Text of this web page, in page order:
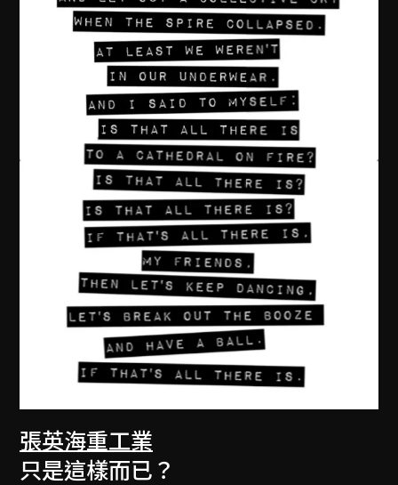
張英海重工業
只是這樣而已？